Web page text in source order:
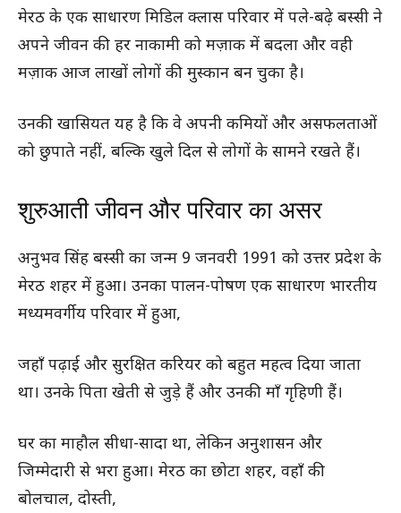
मेरठ के एक साधारण मिडिल क्लास परिवार में पले-बढ़े बस्सी ने
अपने जीवन की हर नाकामी को मज़ाक में बदला और वही
मज़ाक आज लाखों लोगों की मुस्कान बन चुका है।
उनकी खासियत यह है कि वे अपनी कमियों और असफलताओं
को छुपाते नहीं, बल्कि खुले दिल से लोगों के सामने रखते हैं।
शुरुआती जीवन और परिवार का असर
अनुभव सिंह बस्सी का जन्म 9 जनवरी 1991 को उत्तर प्रदेश के
मेरठ शहर में हुआ। उनका पालन-पोषण एक साधारण भारतीय
मध्यमवर्गीय परिवार में हुआ,
जहाँ पढ़ाई और सुरक्षित करियर को बहुत महत्व दिया जाता
था। उनके पिता खेती से जुड़े हैं और उनकी माँ गृहिणी हैं।
घर का माहौल सीधा-सादा था, लेकिन अनुशासन और
जिम्मेदारी से भरा हुआ। मेरठ का छोटा शहर, वहाँ की
बोलचाल, दोस्ती,